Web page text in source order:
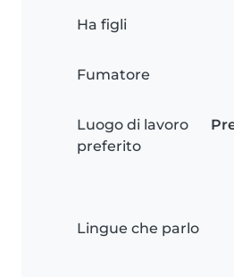
Ha figli
Fumatore
Luogo di lavoro
preferito
Lingue che parlo